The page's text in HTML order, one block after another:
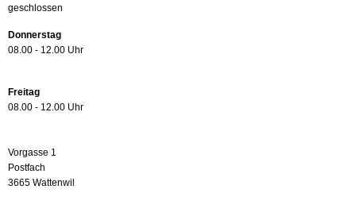
geschlossen
Donnerstag
08.00 - 12.00 Uhr
Freitag
08.00 - 12.00 Uhr
Vorgasse 1
Postfach
3665 Wattenwil